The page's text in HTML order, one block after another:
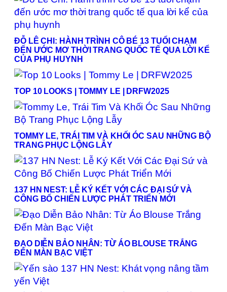
ĐỖ LÊ CHI: HÀNH TRÌNH CÔ BÉ 13 TUỔI CHẠM
ĐẾN ƯỚC MƠ THỜI TRANG QUỐC TẾ QUA LỜI KỂ
CỦA PHỤ HUYNH
TOP 10 LOOKS | TOMMY LE | DRFW2025
TOMMY LE, TRÁI TIM VÀ KHỐI ÓC SAU NHỮNG BỘ
TRANG PHỤC LỘNG LẪY
137 HN NEST: LỄ KÝ KẾT VỚI CÁC ĐẠI SỨ VÀ
CÔNG BỐ CHIẾN LƯỢC PHÁT TRIỂN MỚI
ĐẠO DIỄN BẢO NHÂN: TỪ ÁO BLOUSE TRẮNG
ĐẾN MÀN BẠC VIỆT